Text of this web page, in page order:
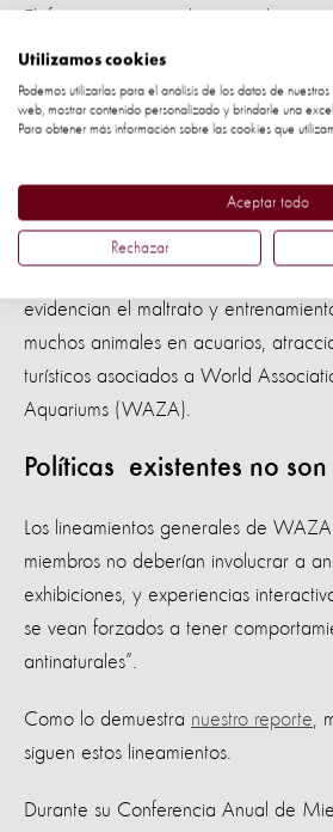
Elefantes están siendo montados y
espectáculos como accesorios en
leones se ven obligados a participar
Francia. Orangutanes que se utilizan
en espectáculos en lugares como
y Singapur.
evidencian el maltrato y
muchos animales en acuarios,
turísticos asociados a World
Aquariums (WAZA).
Políticas existentes no son
Los lineamientos generales de
miembros no deberían involucrar a
exhibiciones, y experiencias
se vean forzados a tener
antinaturales”.
Como lo demuestra nuestro reporte ,
siguen estos lineamientos.
Durante su Conferencia Anual de
Utilizamos cookies
Podemos utilizarlas para el análisis de los datos de
web, mostrar contenido personalizado y brindarle una
Para obtener más información sobre las cookies que
Aceptar todo
Rechazar